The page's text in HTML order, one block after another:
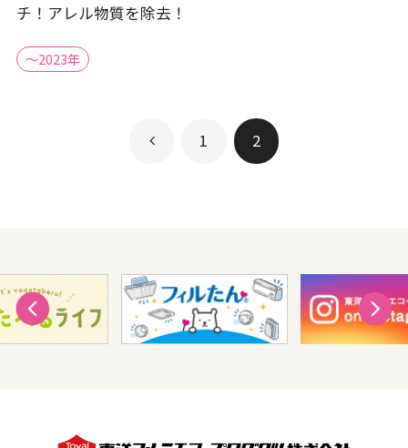
チ！アレル物質を除去！
～2023年
1 2